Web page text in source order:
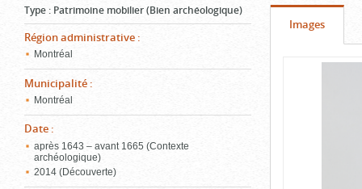
Type : Patrimoine mobilier (Bien archéologique)
Région administrative :
Montréal
Municipalité :
Montréal
Date :
après 1643 – avant 1665 (Contexte
archéologique)
2014 (Découverte)
Onglet
Images(cliquer
pour
Contenu